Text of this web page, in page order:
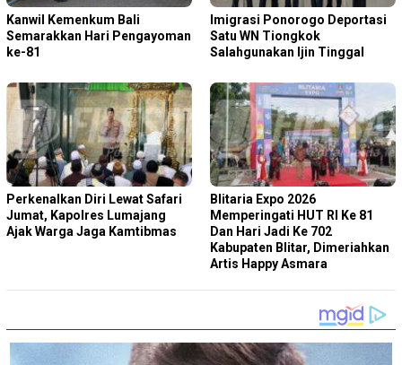
Kanwil Kemenkum Bali
Semarakkan Hari Pengayoman
ke-81
Imigrasi Ponorogo Deportasi
Satu WN Tiongkok
Salahgunakan Ijin Tinggal
Perkenalkan Diri Lewat Safari
Jumat, Kapolres Lumajang
Ajak Warga Jaga Kamtibmas
Blitaria Expo 2026
Memperingati HUT RI Ke 81
Dan Hari Jadi Ke 702
Kabupaten Blitar, Dimeriahkan
Artis Happy Asmara